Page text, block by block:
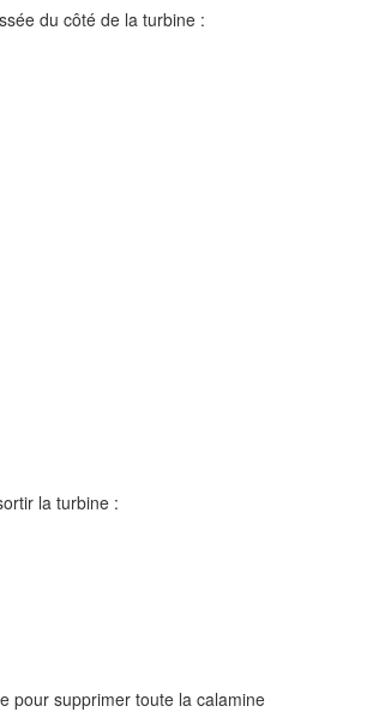
du côté de la turbine :
la turbine :
pour supprimer toute la calamine